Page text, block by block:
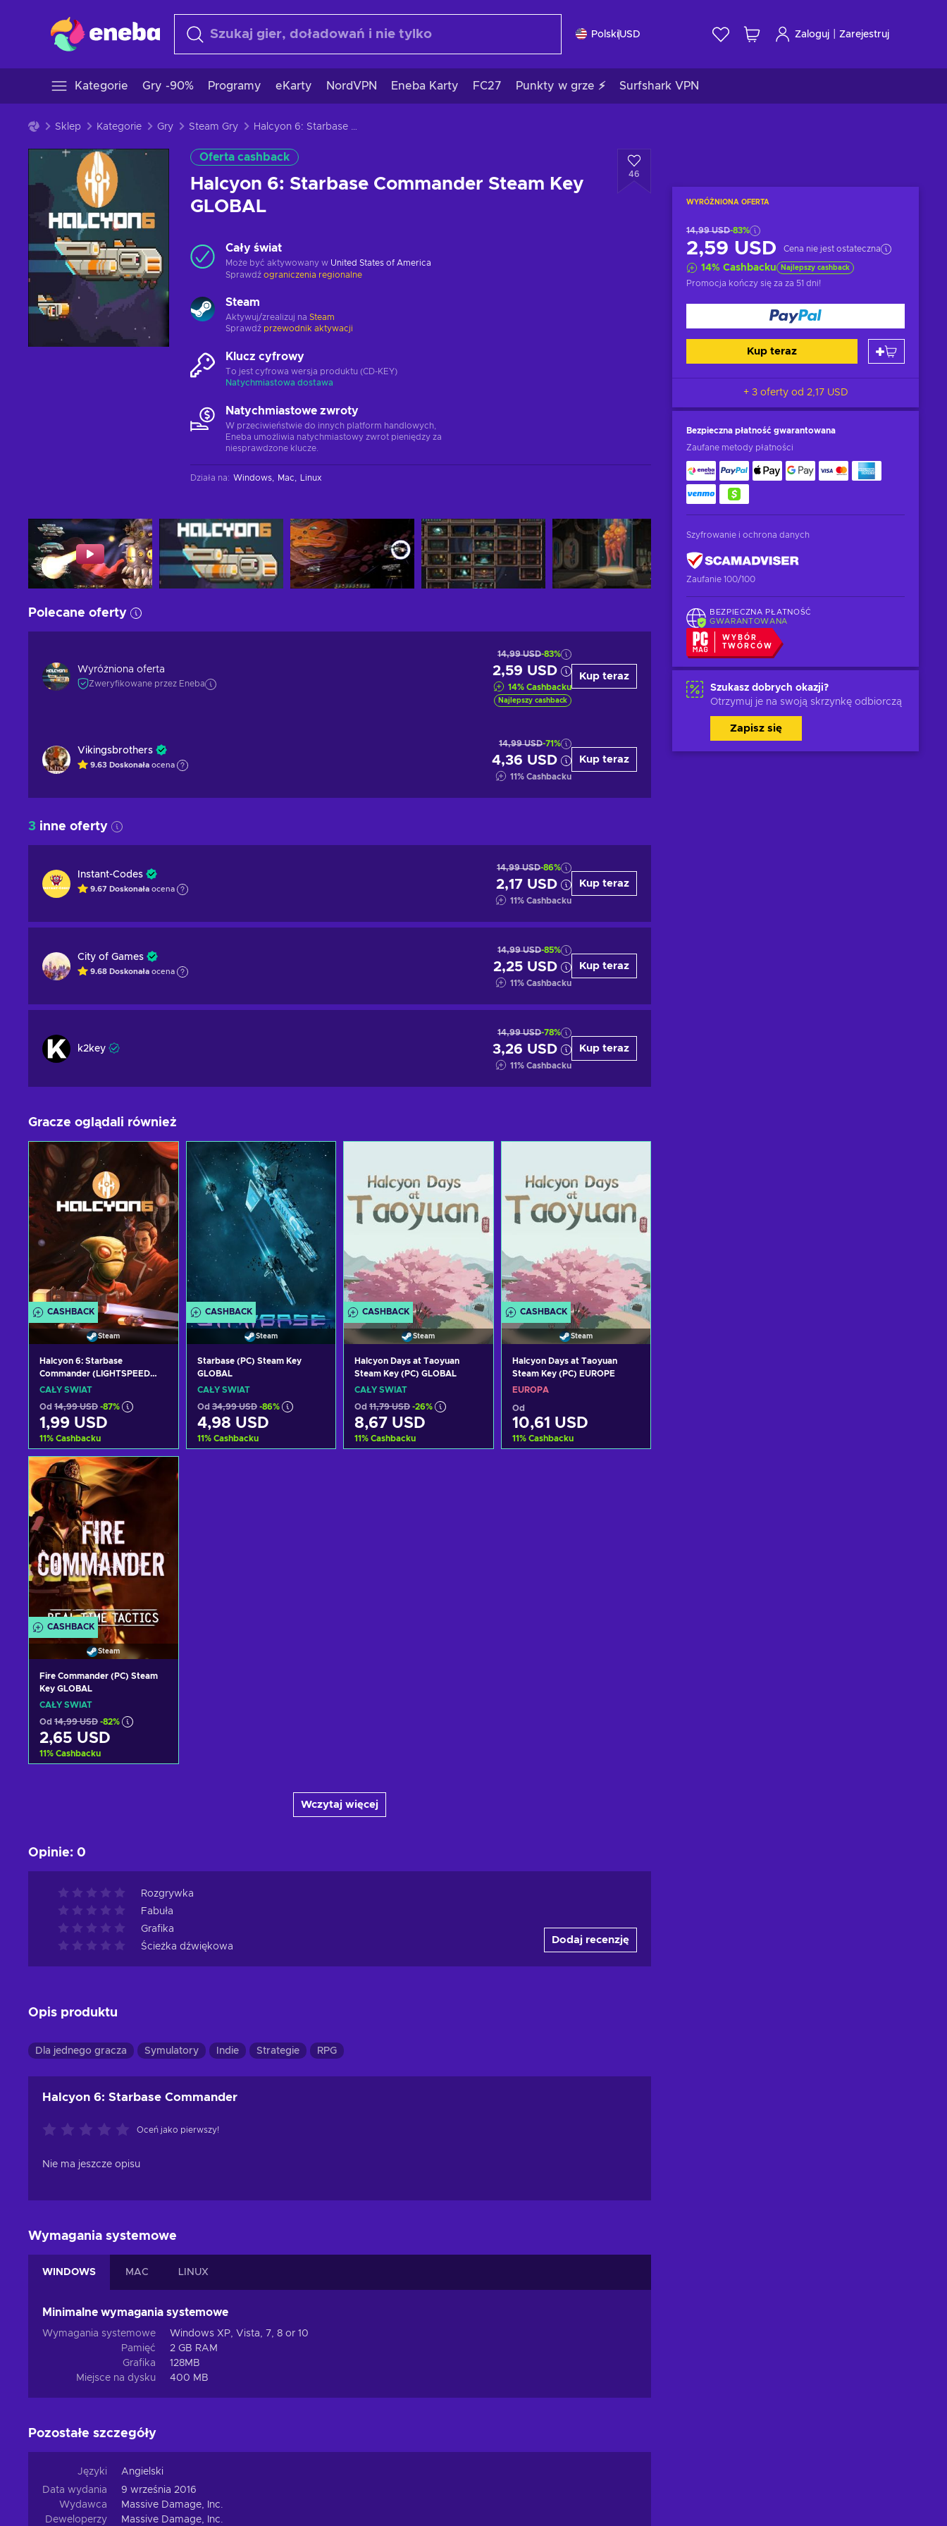
PolskiUSD Zaloguj Zarejestruj
Kategorie Gry -90% Programy eKarty NordVPN Eneba Karty FC27 Punkty w grze ⚡ Surfshark VPN
Sklep Kategorie Gry Steam Gry Halcyon 6: Starbase Commander Steam Key GLOBAL
Oferta cashback
Halcyon 6: Starbase Commander Steam Key
GLOBAL
46
WYRÓŻNIONA OFERTA
14,99 USD-83%
2,59 USD Cena nie jest ostateczna
14% Cashbacku Najlepszy cashback
Promocja kończy się za za 51 dni!
Kup teraz
+ 3 oferty od 2,17 USD
Bezpieczna płatność gwarantowana
Zaufane metody płatności
Szyfrowanie i ochrona danych
Zaufanie 100/100
BEZPIECZNA PŁATNOŚĆ
GWARANTOWANA
WYBÓR
TWÓRCÓW
Szukasz dobrych okazji?
Otrzymuj je na swoją skrzynkę odbiorczą
Zapisz się
Cały świat
Może być aktywowany w United States of America
Sprawdź ograniczenia regionalne
Steam
Aktywuj/zrealizuj na Steam
Sprawdź przewodnik aktywacji
Klucz cyfrowy
To jest cyfrowa wersja produktu (CD-KEY)
Natychmiastowa dostawa
Natychmiastowe zwroty
W przeciwieństwie do innych platform handlowych,
Eneba umożliwia natychmiastowy zwrot pieniędzy za
niesprawdzone klucze.
Działa na: Windows Mac Linux
Polecane oferty
Wyróżniona oferta
Zweryfikowane przez Eneba
14,99 USD-83%
2,59 USD
14% Cashbacku
Najlepszy cashback
Kup teraz
Vikingsbrothers
9.63 Doskonała ocena
14,99 USD-71%
4,36 USD
11% Cashbacku
Kup teraz
3 inne oferty
Instant-Codes
9.67 Doskonała ocena
14,99 USD-86%
2,17 USD
11% Cashbacku
Kup teraz
City of Games
9.68 Doskonała ocena
14,99 USD-85%
2,25 USD
11% Cashbacku
Kup teraz
k2key
14,99 USD-78%
3,26 USD
11% Cashbacku
Kup teraz
Gracze oglądali również
CASHBACK
Steam
Halcyon 6: Starbase
Commander (LIGHTSPEED
EDITION) Steam Key GLOBAL
CAŁY ŚWIAT
Od 14,99 USD -87%
1,99 USD
11% Cashbacku
Dodaj do koszyka
Zobacz oferty
CASHBACK
Steam
Starbase (PC) Steam Key
GLOBAL
CAŁY ŚWIAT
Od 34,99 USD -86%
4,98 USD
11% Cashbacku
CASHBACK
Steam
Halcyon Days at Taoyuan
Steam Key (PC) GLOBAL
CAŁY ŚWIAT
Od 11,79 USD -26%
8,67 USD
11% Cashbacku
CASHBACK
Steam
Halcyon Days at Taoyuan
Steam Key (PC) EUROPE
EUROPA
Od
10,61 USD
11% Cashbacku
CASHBACK
Steam
Fire Commander (PC) Steam
Key GLOBAL
CAŁY ŚWIAT
Od 14,99 USD -82%
2,65 USD
11% Cashbacku
Wczytaj więcej
Opinie: 0
Rozgrywka
Fabuła
Grafika
Ścieżka dźwiękowa
Dodaj recenzję
Opis produktu
Dla jednego gracza Symulatory Indie Strategie RPG
Halcyon 6: Starbase Commander
Oceń jako pierwszy!
Nie ma jeszcze opisu
Wymagania systemowe
WINDOWS MAC LINUX
Minimalne wymagania systemowe
Wymagania systemowe
Windows XP, Vista, 7, 8 or 10
Pamięć
2 GB RAM
Grafika
128MB
Miejsce na dysku
400 MB
Pozostałe szczegóły
Języki
Angielski
Data wydania
9 września 2016
Wydawca
Massive Damage, Inc.
Deweloperzy
Massive Damage, Inc.